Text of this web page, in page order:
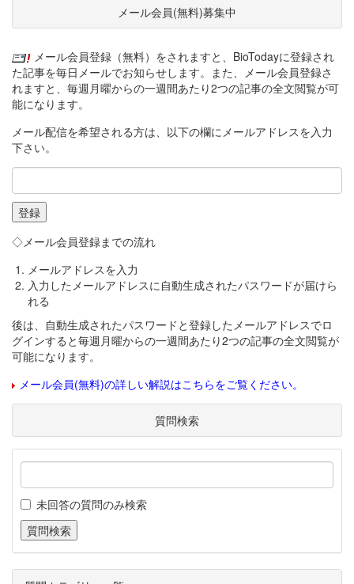
メール会員(無料)募集中
メール会員登録（無料）をされますと、BioTodayに登録され
た記事を毎日メールでお知らせします。また、メール会員登録さ
れますと、毎週月曜からの一週間あたり2つの記事の全文閲覧が可
能になります。
メール配信を希望される方は、以下の欄にメールアドレスを入力
下さい。
◇メール会員登録までの流れ
メールアドレスを入力
入力したメールアドレスに自動生成されたパスワードが届けら
れる
後は、自動生成されたパスワードと登録したメールアドレスでロ
グインすると毎週月曜からの一週間あたり2つの記事の全文閲覧が
可能になります。
メール会員(無料)の詳しい解説はこちらをご覧ください。
質問検索
未回答の質問のみ検索